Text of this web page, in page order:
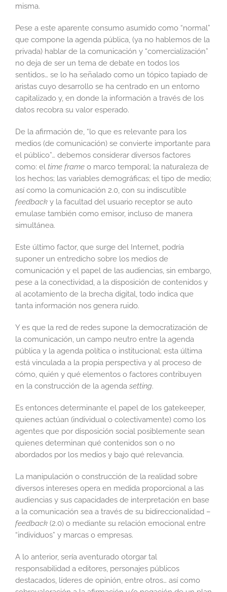
misma.
Pese a este aparente consumo asumido como “normal”
que compone la agenda pública, (ya no hablemos de la
privada) hablar de la comunicación y “comercialización”
no deja de ser un tema de debate en todos los
sentidos… se lo ha señalado como un tópico tapiado de
aristas cuyo desarrollo se ha centrado en un entorno
capitalizado y, en donde la información a través de los
datos recobra su valor esperado.
De la afirmación de, “lo que es relevante para los
medios (de comunicación) se convierte importante para
el público”… debemos considerar diversos factores
como: el time frame o marco temporal; la naturaleza de
los hechos; las variables demográficas; el tipo de medio;
así como la comunicación 2.0, con su indiscutible
feedback y la facultad del usuario receptor se auto
emulase también como emisor, incluso de manera
simultánea.
Este último factor, que surge del Internet, podría
suponer un entredicho sobre los medios de
comunicación y el papel de las audiencias, sin embargo,
pese a la conectividad, a la disposición de contenidos y
al acotamiento de la brecha digital, todo indica que
tanta información nos genera ruido.
Y es que la red de redes supone la democratización de
la comunicación, un campo neutro entre la agenda
pública y la agenda política o institucional; esta última
está vinculada a la propia perspectiva y al proceso de
cómo, quién y qué elementos o factores contribuyen
en la construcción de la agenda setting.
Es entonces determinante el papel de los gatekeeper,
quienes actúan (individual o colectivamente) como los
agentes que por disposición social posiblemente sean
quienes determinan qué contenidos son o no
abordados por los medios y bajo qué relevancia.
La manipulación o construcción de la realidad sobre
diversos intereses opera en medida proporcional a las
audiencias y sus capacidades de interpretación en base
a la comunicación sea a través de su bidireccionalidad –
feedback (2.0) o mediante su relación emocional entre
“individuos” y marcas o empresas.
A lo anterior, sería aventurado otorgar tal
responsabilidad a editores, personajes públicos
destacados, líderes de opinión, entre otros… así como